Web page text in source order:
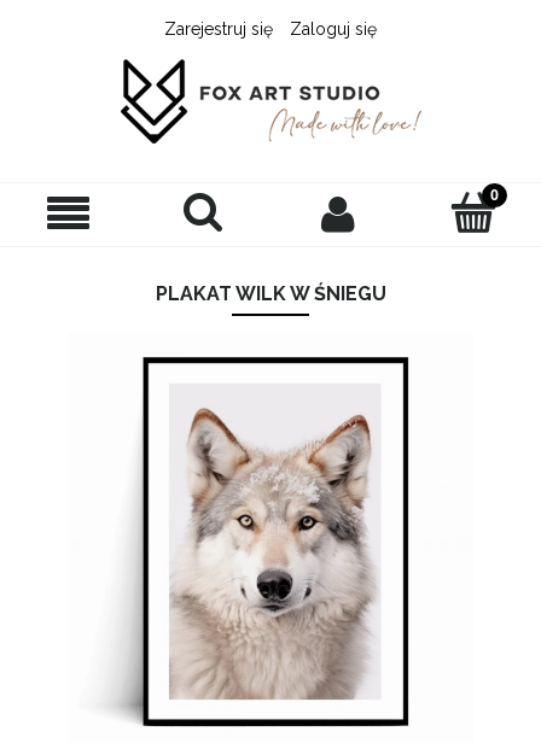
Zarejestruj się Zaloguj się
PLAKAT WILK W ŚNIEGU